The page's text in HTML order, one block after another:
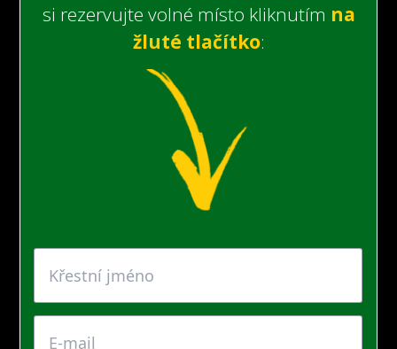
si rezervujte volné místo kliknutím na
žluté tlačítko: